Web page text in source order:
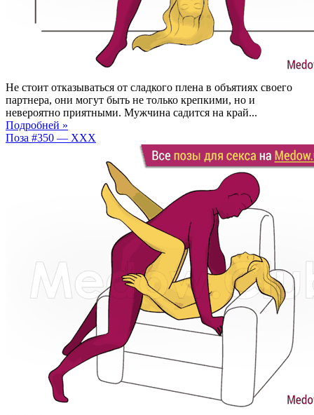
Не стоит отказываться от сладкого плена в объятиях своего
партнера, они могут быть не только крепкими, но и
невероятно приятными. Мужчина садится на край...
Подробней »
Поза #350 — XXX